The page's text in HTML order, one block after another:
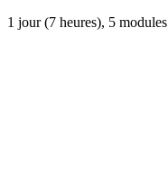
1 jour (7 heures), 5 modules